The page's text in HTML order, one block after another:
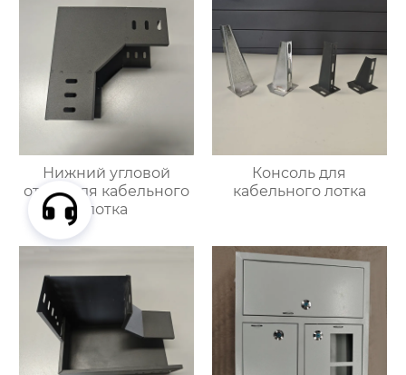
Нижний угловой
отвод для кабельного
лотка
Консоль для
кабельного лотка